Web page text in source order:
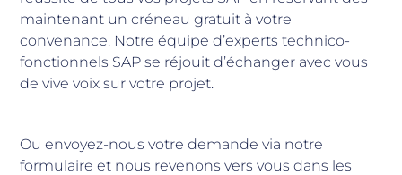
maintenant un créneau gratuit à votre
convenance. Notre équipe d’experts technico-
fonctionnels SAP se réjouit d’échanger avec vous
de vive voix sur votre projet.
Ou envoyez-nous votre demande via notre
formulaire et nous revenons vers vous dans les